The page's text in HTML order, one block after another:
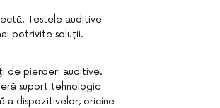
Testele auditive
potrivite soluții.
de pierderi auditive.
suport tehnologic
a dispozitivelor, oricine